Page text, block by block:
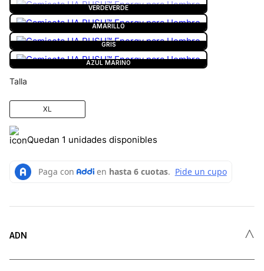
VERDEVERDE
AMARILLO
GRIS
AZUL MARINO
Talla
XL
Quedan 1 unidades disponibles
ADN ˄